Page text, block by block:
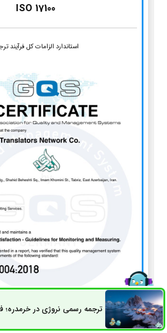
ISO 17100
استاندارد الزامات کل فرآیند
ترجمه رسمی نروژی در خرمدره؛راه های ارتباطی